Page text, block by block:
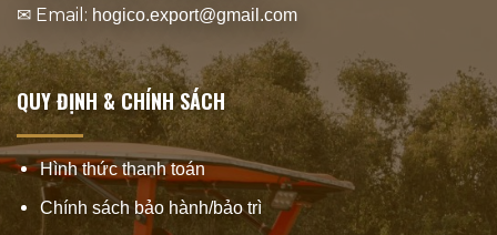
✉ Email: hogico.export@gmail.com
QUY ĐỊNH & CHÍNH SÁCH
Hình thức thanh toán
Chính sách bảo hành/bảo trì